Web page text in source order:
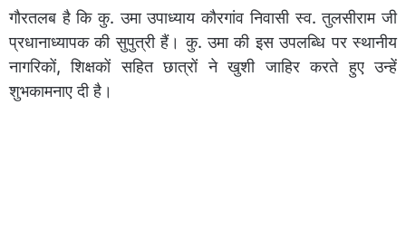
गौरतलब है कि कु. उमा उपाध्याय कौरगांव निवासी स्व. तुलसीराम जी
प्रधानाध्यापक की सुपुत्री हैं। कु. उमा की इस उपलब्धि पर स्थानीय
नागरिकों, शिक्षकों सहित छात्रों ने खुशी जाहिर करते हुए उन्हें
शुभकामनाए दी है।